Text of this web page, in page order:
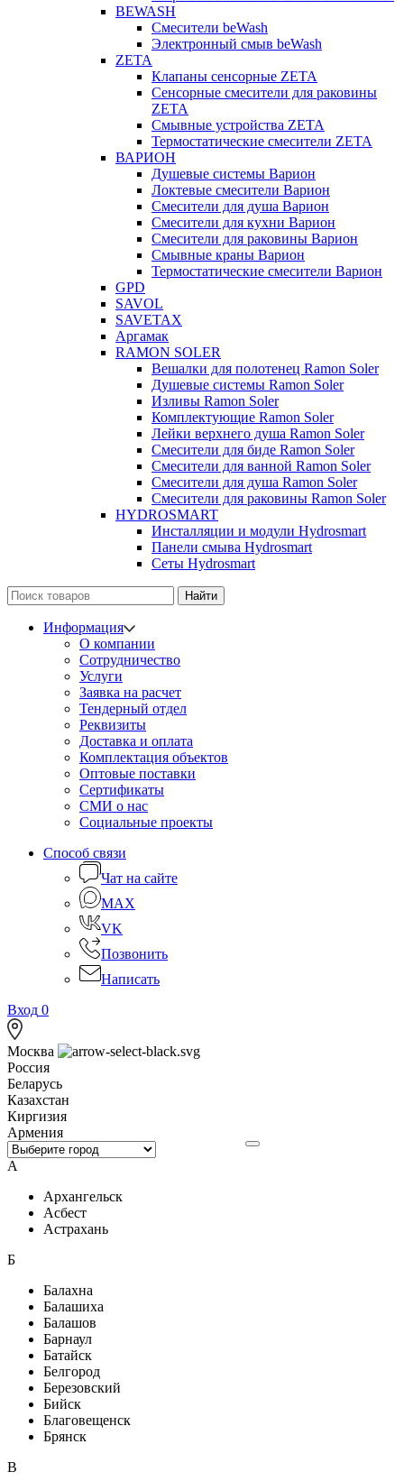
BEWASH
Смесители beWash
Электронный смыв beWash
ZETA
Клапаны сенсорные ZETA
Сенсорные смесители для раковины
ZETA
Смывные устройства ZETA
Термостатические смесители ZETA
ВАРИОН
Душевые системы Варион
Локтевые смесители Варион
Смесители для душа Варион
Смесители для кухни Варион
Смесители для раковины Варион
Смывные краны Варион
Термостатические смесители Варион
GPD
SAVOL
SAVETAX
Аргамак
RAMON SOLER
Вешалки для полотенец Ramon Soler
Душевые системы Ramon Soler
Изливы Ramon Soler
Комплектующие Ramon Soler
Лейки верхнего душа Ramon Soler
Смесители для биде Ramon Soler
Смесители для ванной Ramon Soler
Смесители для душа Ramon Soler
Смесители для раковины Ramon Soler
HYDROSMART
Инсталляции и модули Hydrosmart
Панели смыва Hydrosmart
Сеты Hydrosmart
Найти
Информация
О компании
Сотрудничество
Услуги
Заявка на расчет
Тендерный отдел
Реквизиты
Доставка и оплата
Комплектация объектов
Оптовые поставки
Сертификаты
СМИ о нас
Социальные проекты
Способ связи
Чат на сайте
MAX
VK
Позвонить
Написать
Вход 0
Москва
Россия
Беларусь
Казахстан
Киргизия
Армения
А
Архангельск
Асбест
Астрахань
Б
Балахна
Балашиха
Балашов
Барнаул
Батайск
Белгород
Березовский
Бийск
Благовещенск
Брянск
В